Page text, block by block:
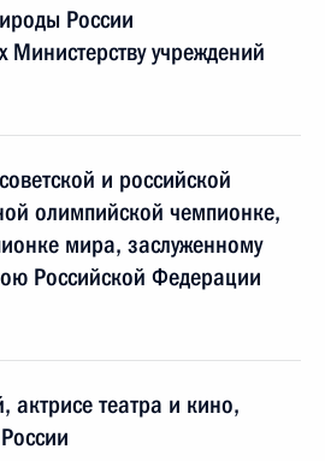
России
Министерству учреждений
и российской
олимпийской чемпионке,
мира, заслуженному
Российской Федерации
актрисе театра и кино,